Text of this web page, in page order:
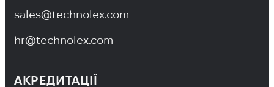
sales@technolex.com
hr@technolex.com
АКРЕДИТАЦІЇ